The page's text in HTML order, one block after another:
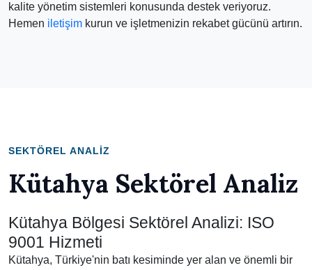
kalite yönetim sistemleri konusunda destek veriyoruz.
Hemen iletişim kurun ve işletmenizin rekabet gücünü artırın.
SEKTÖREL ANALIZ
Kütahya Sektörel Analiz
Kütahya Bölgesi Sektörel Analizi: ISO
9001 Hizmeti
Kütahya, Türkiye'nin batı kesiminde yer alan ve önemli bir